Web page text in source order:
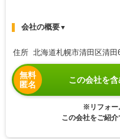
会社の概要▼
住所 北海道札幌市清田区清田
無料
匿名
この会社を
※リフォー
この会社をご紹介